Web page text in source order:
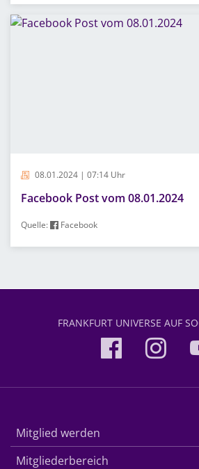
08.01.2024 | 07:14 Uhr
Facebook Post vom 08.01.2024
Quelle: Facebook
FRANKFURT UNIVERSE AUF
Mitglied werden
Mitgliederbereich